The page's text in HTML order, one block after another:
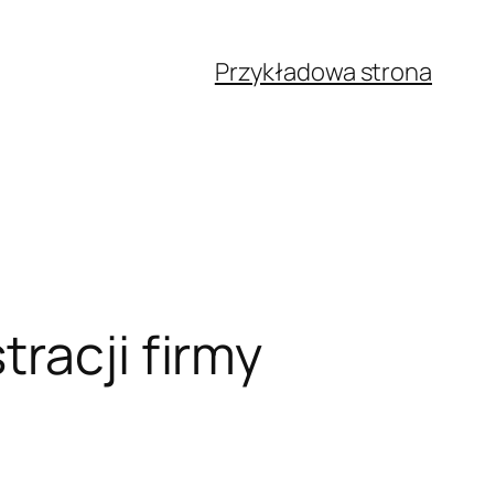
Przykładowa strona
firmy